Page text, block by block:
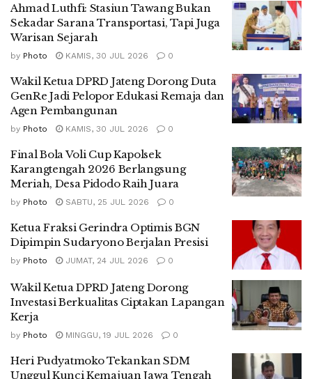
Ahmad Luthfi: Stasiun Tawang Bukan
Sekadar Sarana Transportasi, Tapi Juga
Warisan Sejarah
by Photo KAMIS, 30 JUL 2026 0
Wakil Ketua DPRD Jateng Dorong Duta
GenRe Jadi Pelopor Edukasi Remaja dan
Agen Pembangunan
by Photo KAMIS, 30 JUL 2026 0
Final Bola Voli Cup Kapolsek
Karangtengah 2026 Berlangsung
Meriah, Desa Pidodo Raih Juara
by Photo SABTU, 25 JUL 2026 0
Ketua Fraksi Gerindra Optimis BGN
Dipimpin Sudaryono Berjalan Presisi
by Photo JUMAT, 24 JUL 2026 0
Wakil Ketua DPRD Jateng Dorong
Investasi Berkualitas Ciptakan Lapangan
Kerja
by Photo MINGGU, 19 JUL 2026 0
Heri Pudyatmoko Tekankan SDM
Unggul Kunci Kemajuan Jawa Tengah